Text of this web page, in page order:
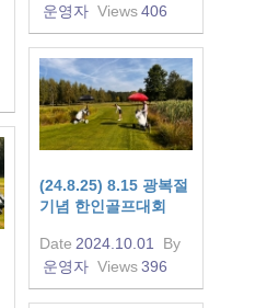
운영자 Views406
(24.8.25) 8.15 광복절
기념 한인골프대회
Date 2024.10.01
By
운영자 Views396